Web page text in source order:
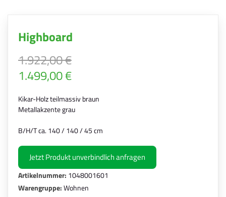
Highboard
1.922,00 €
1.499,00 €
Kikar-Holz teilmassiv braun
Metallakzente grau
B/H/T ca. 140 / 140 / 45 cm
Jetzt Produkt unverbindlich anfragen
Artikelnummer: 1048001601
Warengruppe:Wohnen